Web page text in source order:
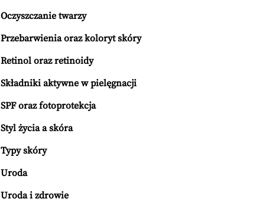
Oczyszczanie twarzy
Przebarwienia oraz koloryt skóry
Retinol oraz retinoidy
Składniki aktywne w pielęgnacji
SPF oraz fotoprotekcja
Styl życia a skóra
Typy skóry
Uroda
Uroda i zdrowie